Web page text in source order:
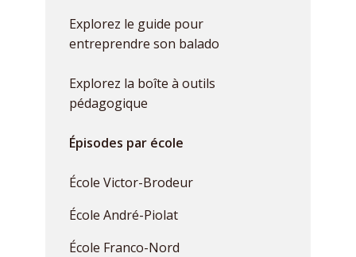
Explorez le guide pour
entreprendre son balado
Explorez la boîte à outils
pédagogique
Épisodes par école
École Victor-Brodeur
École André-Piolat
École Franco-Nord